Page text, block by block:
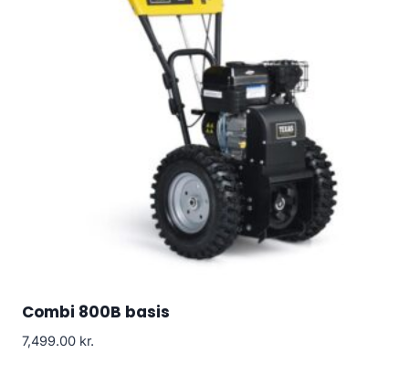
Combi 800B basis
7,499.00 kr.